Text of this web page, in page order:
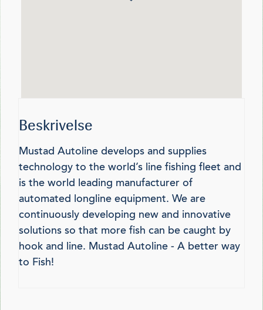
Beskrivelse
Mustad Autoline develops and supplies
technology to the world’s line fishing fleet and
is the world leading manufacturer of
automated longline equipment. We are
continuously developing new and innovative
solutions so that more fish can be caught by
hook and line. Mustad Autoline - A better way
to Fish!